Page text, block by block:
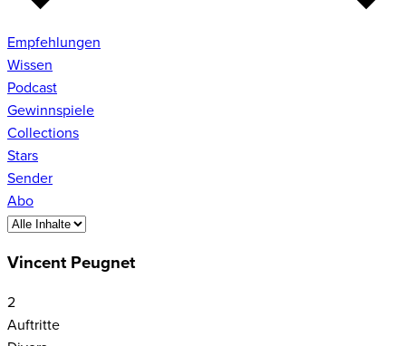
Empfehlungen
Wissen
Podcast
Gewinnspiele
Collections
Stars
Sender
Abo
Vincent Peugnet
2
Auftritte